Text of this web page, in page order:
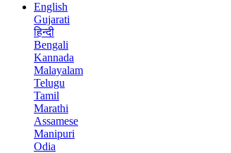
English
Gujarati
हिन्दी
Bengali
Kannada
Malayalam
Telugu
Tamil
Marathi
Assamese
Manipuri
Odia